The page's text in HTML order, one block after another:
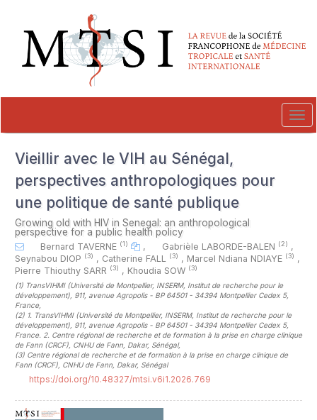
##plugins.themes.novelty.accessible_menu.main_navigation##
##plugins.themes.novelty.accessible_menu.main_content##
##plugins.themes.novelty.accessible_menu.sidebar##
Vieillir avec le VIH au Sénégal,
perspectives anthropologiques pour
une politique de santé publique
Growing old with HIV in Senegal: an anthropological
perspective for a public health policy
Bernard TAVERNE (1) , Gabrièle LABORDE-BALEN (2) ,
Seynabou DIOP (3) , Catherine FALL (3) , Marcel Ndiana NDIAYE (3) ,
Pierre Thiouthy SARR (3) , Khoudia SOW (3)
(1) TransVIHMI (Université de Montpellier, INSERM, Institut de recherche pour le
développement), 911, avenue Agropolis - BP 64501 - 34394 Montpellier Cedex 5,
France,
(2) 1. TransVIHMI (Université de Montpellier, INSERM, Institut de recherche pour le
développement), 911, avenue Agropolis - BP 64501 - 34394 Montpellier Cedex 5,
France. 2. Centre régional de recherche et de formation à la prise en charge clinique
de Fann (CRCF), CNHU de Fann, Dakar, Sénégal,
(3) Centre régional de recherche et de formation à la prise en charge clinique de
Fann (CRCF), CNHU de Fann, Dakar, Sénégal
https://doi.org/10.48327/mtsi.v6i1.2026.769